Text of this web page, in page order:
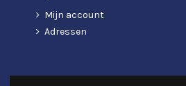
Mijn account
Adressen